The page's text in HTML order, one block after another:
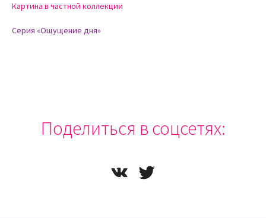
Картина в частной коллекции
Серия «Ощущение дня»
Поделиться в соцсетях: